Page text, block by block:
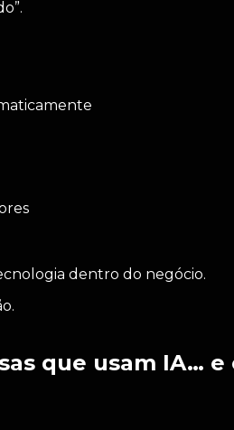
dentro do negócio.
que usam IA… e